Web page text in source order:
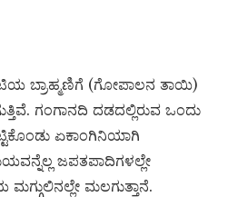
ಬ್ರಾಹ್ಮಣಿಗೆ (ಗೋಪಾಲನ ತಾಯಿ)
ಗಂಗಾನದಿ ದಡದಲ್ಲಿರುವ ಒಂದು
ಏಕಾಂಗಿನಿಯಾಗಿ
ಜಪತಪಾದಿಗಳಲ್ಲೇ
ಮಲಗುತ್ತಾನೆ.